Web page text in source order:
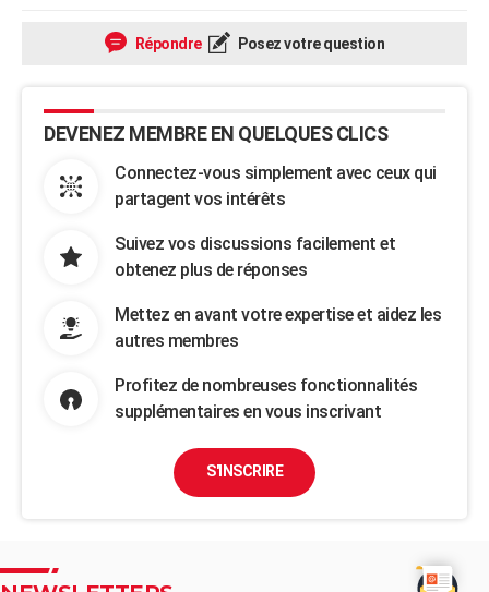
Répondre Posez votre question
DEVENEZ MEMBRE EN QUELQUES CLICS
Connectez-vous simplement avec ceux qui
partagent vos intérêts
Suivez vos discussions facilement et
obtenez plus de réponses
Mettez en avant votre expertise et aidez les
autres membres
Profitez de nombreuses fonctionnalités
supplémentaires en vous inscrivant
S'INSCRIRE